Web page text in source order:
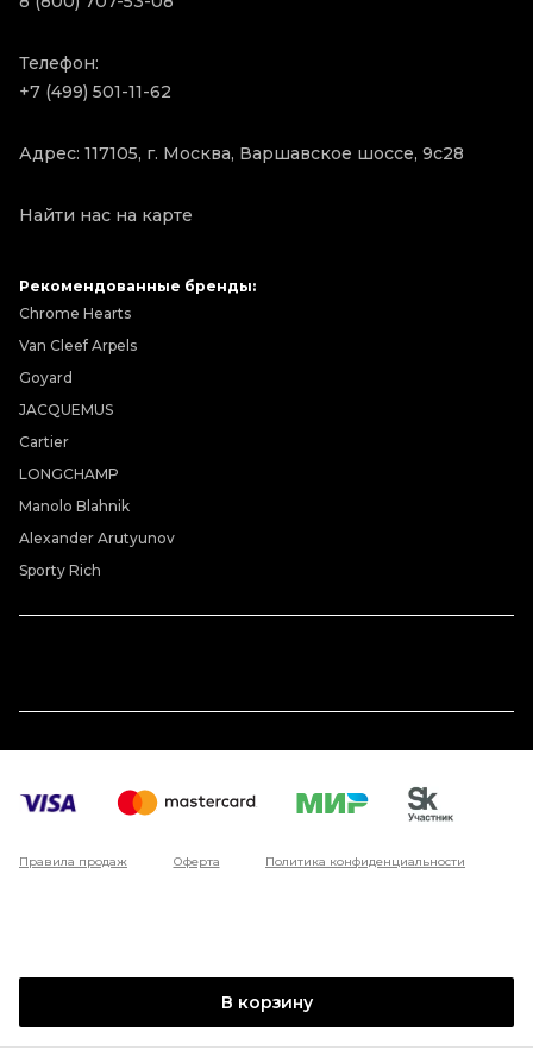
В корзину
Телефон:
+7 (499) 501-11-62
Адрес: 117105, г. Москва, Варшавское шоссе, 9с28
Найти нас на карте
Рекомендованные бренды:
Chrome Hearts
Van Cleef Arpels
Goyard
JACQUEMUS
Cartier
LONGCHAMP
Manolo Blahnik
Alexander Arutyunov
Sporty Rich
Правила продаж Оферта Политика конфиденциальности